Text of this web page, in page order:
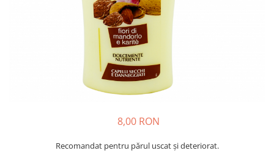
Fructe si legume din Italia
Sosuri de rosii si pasta de tomate
Produse proaspete
Dulciuri italiene
Solutii curatat suprafete baie
Solutie curatat geamuri
Solutii anti insecte
Geluri de dus pentru Barbati si
Sapun Lichid sau Solid
Antibacterian Pentru Fata sau
Servetele umede, nazale
Periute de Dinti
8,00 RON
Recomandat pentru părul uscat și deteriorat.